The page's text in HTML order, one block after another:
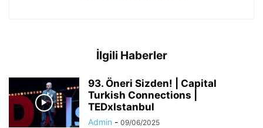
İlgili Haberler
93. Öneri Sizden! | Capital
Turkish Connections |
TEDxIstanbul
Admin - 09/06/2025